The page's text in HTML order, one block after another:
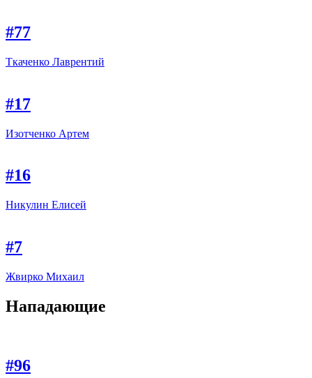
#77
Ткаченко Лаврентий
#17
Изотченко Артем
#16
Никулин Елисей
#7
Жвирко Михаил
Нападающие
#96